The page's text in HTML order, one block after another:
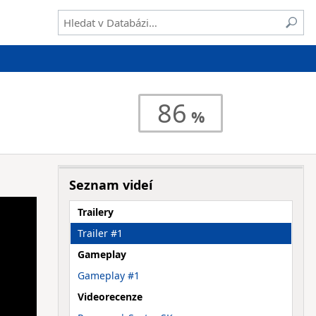
86
Seznam videí
Trailery
Trailer #1
Gameplay
Gameplay #1
Videorecenze